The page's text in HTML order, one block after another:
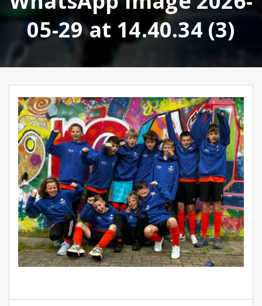
05-29 at 14.40.34 (3)